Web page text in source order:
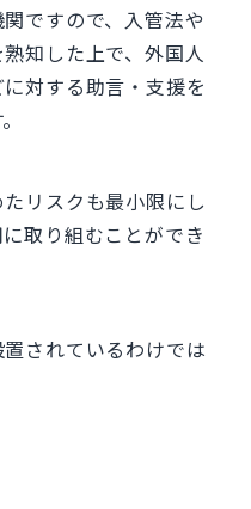
ですので、入管法や
知した上で、外国人
対する助言・支援を
リスクも最小限にし
取り組むことができ
されているわけでは